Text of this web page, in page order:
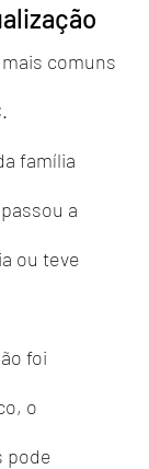
comuns
família
a
ou teve
foi
o
pode